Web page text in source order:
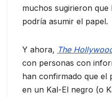
muchos sugirieron
podría asumir el papel.
Y ahora, The
con personas con
han confirmado que el
en un Kal-El negro (o